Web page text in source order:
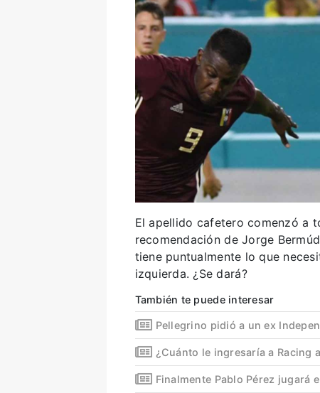
El apellido cafetero comenzó a
recomendación de Jorge
tiene puntualmente lo que
izquierda. ¿Se dará?
También te puede interesar
Pellegrino pidió a un ex
¿Cuánto le ingresaría a Racing
Finalmente Pablo Pérez jugará